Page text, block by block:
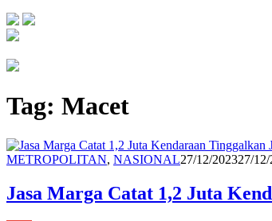
Tag: Macet
METROPOLITAN, NASIONALRedaksi
27/12/202327/
Jasa Marga Catat 1,2 Juta